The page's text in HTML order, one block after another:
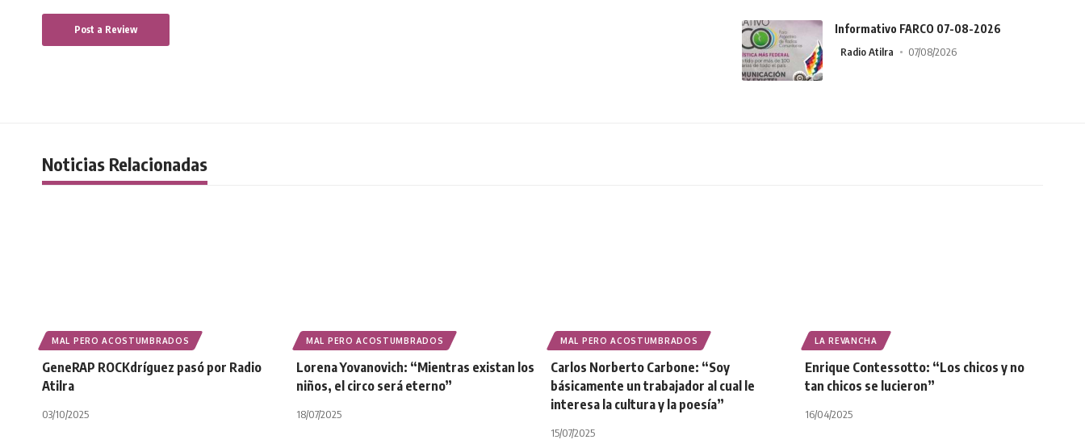
Informativo FARCO 07-08-2026
Radio Atilra 07/08/2026
Noticias Relacionadas
MAL PERO ACOSTUMBRADOS
GeneRAP ROCKdríguez pasó por Radio
Atilra
03/10/2025
MAL PERO ACOSTUMBRADOS
Lorena Yovanovich: “Mientras existan los
niños, el circo será eterno”
18/07/2025
MAL PERO ACOSTUMBRADOS
Carlos Norberto Carbone: “Soy
básicamente un trabajador al cual le
interesa la cultura y la poesía”
15/07/2025
LA REVANCHA
Enrique Contessotto: “Los chicos y no
tan chicos se lucieron”
16/04/2025